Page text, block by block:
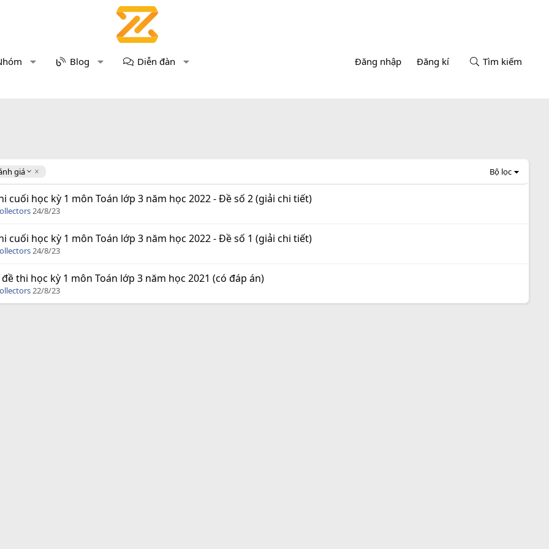
Blog Diễn đàn Đăng nhập Đăng kí Tìm kiếm
giá Bộ lọc
cuối học kỳ 1 môn Toán lớp 3 năm học 2022 - Đề số 2 (giải chi tiết)
24/8/23
cuối học kỳ 1 môn Toán lớp 3 năm học 2022 - Đề số 1 (giải chi tiết)
24/8/23
đề thi học kỳ 1 môn Toán lớp 3 năm học 2021 (có đáp án)
22/8/23